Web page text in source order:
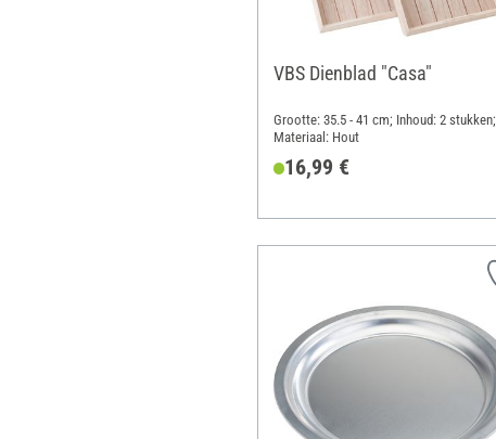
VBS Dienblad "Casa"
Grootte: 35.5 - 41 cm; Inhoud: 2 stukken;
Materiaal: Hout
16,99 €